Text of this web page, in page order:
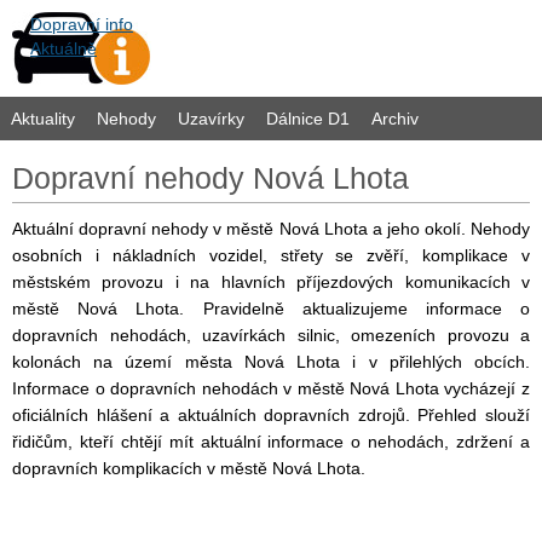
Dopravní info
Aktuálně
Aktuality Nehody Uzavírky Dálnice D1 Archiv
Dopravní nehody Nová Lhota
Aktuální dopravní nehody v městě Nová Lhota a jeho okolí. Nehody
osobních i nákladních vozidel, střety se zvěří, komplikace v
městském provozu i na hlavních příjezdových komunikacích v
městě Nová Lhota. Pravidelně aktualizujeme informace o
dopravních nehodách, uzavírkách silnic, omezeních provozu a
kolonách na území města Nová Lhota i v přilehlých obcích.
Informace o dopravních nehodách v městě Nová Lhota vycházejí z
oficiálních hlášení a aktuálních dopravních zdrojů. Přehled slouží
řidičům, kteří chtějí mít aktuální informace o nehodách, zdržení a
dopravních komplikacích v městě Nová Lhota.